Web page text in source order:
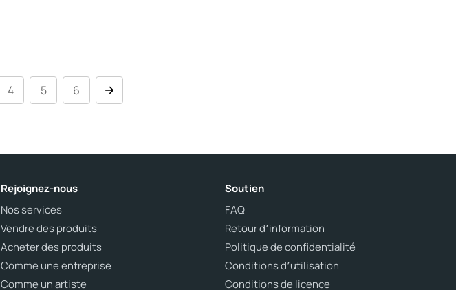
4 5 6
Rejoignez-nous
Nos services
Vendre des produits
Acheter des produits
Comme une entreprise
Comme un artiste
Soutien
FAQ
Retour d՚information
Politique de confidentialité
Conditions d՚utilisation
Conditions de licence